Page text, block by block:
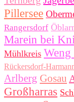
Pillersee
Rangersdorf
Marein bei
Mühlkreis
Rückersdorf-
Arlberg Gosau
Großharras